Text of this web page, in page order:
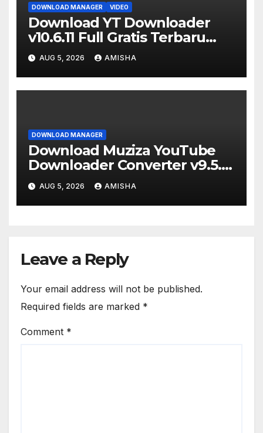
DOWNLOAD MANAGER VIDEO
Download YT Downloader
v10.6.11 Full Gratis Terbaru
Version
AUG 5, 2026 AMISHA
DOWNLOAD MANAGER
Download Muziza YouTube
Downloader Converter v9.5.9
Full Terbaru
AUG 5, 2026 AMISHA
Leave a Reply
Your email address will not be published.
Required fields are marked *
Comment *